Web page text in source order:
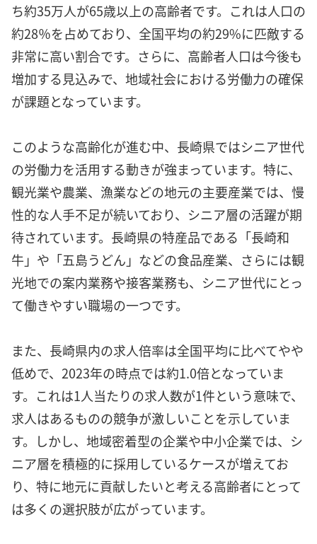
ち約35万人が65歳以上の高齢者です。これは人口の
約28％を占めており、全国平均の約29%に匹敵する
非常に高い割合です。さらに、高齢者人口は今後も
増加する見込みで、地域社会における労働力の確保
が課題となっています。
このような高齢化が進む中、長崎県ではシニア世代
の労働力を活用する動きが強まっています。特に、
観光業や農業、漁業などの地元の主要産業では、慢
性的な人手不足が続いており、シニア層の活躍が期
待されています。長崎県の特産品である「長崎和
牛」や「五島うどん」などの食品産業、さらには観
光地での案内業務や接客業務も、シニア世代にとっ
て働きやすい職場の一つです。
また、長崎県内の求人倍率は全国平均に比べてやや
低めで、2023年の時点では約1.0倍となっていま
す。これは1人当たりの求人数が1件という意味で、
求人はあるものの競争が激しいことを示していま
す。しかし、地域密着型の企業や中小企業では、シ
ニア層を積極的に採用しているケースが増えてお
り、特に地元に貢献したいと考える高齢者にとって
は多くの選択肢が広がっています。